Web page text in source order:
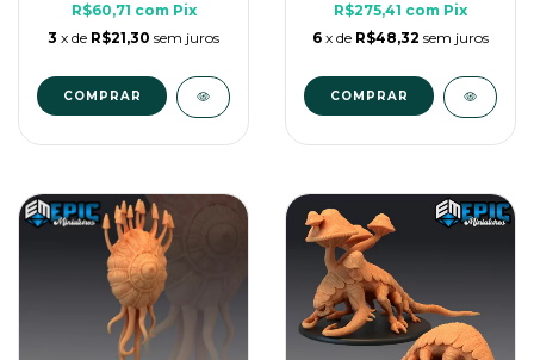
R$60,71 com Pix
3 x de R$21,30 sem juros
COMPRAR
R$275,41 com Pix
6 x de R$48,32 sem juros
COMPRAR